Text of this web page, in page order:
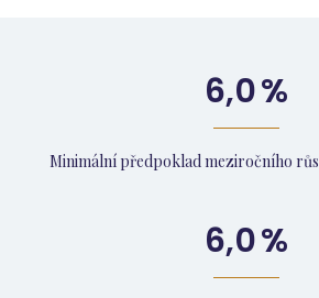
6,0%
Minimální předpoklad meziročního
6,0%